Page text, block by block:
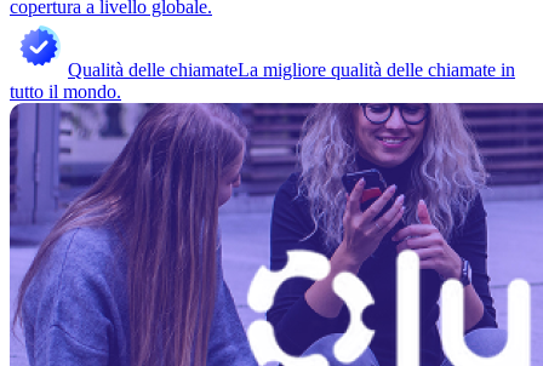
copertura a livello globale.
Qualità delle chiamateLa migliore qualità delle chiamate in
tutto il mondo.